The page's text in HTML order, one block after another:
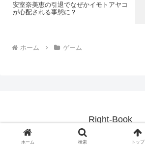
安室奈美恵の引退でなぜかイモトアヤコ
が心配される事態に？
ホーム ゲーム
Right-Book
© 2017 Right-Book.
ホーム 検索 トップ